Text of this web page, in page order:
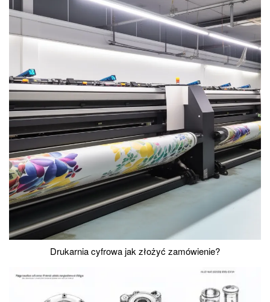
Drukarnia cyfrowa jak złożyć zamówienie?